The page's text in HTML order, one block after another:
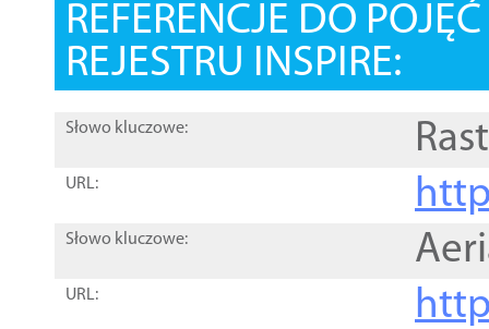
REFERENCJE DO
REJESTRU INSPIRE:
Słowo kluczowe:
URL:
Słowo kluczowe:
URL: